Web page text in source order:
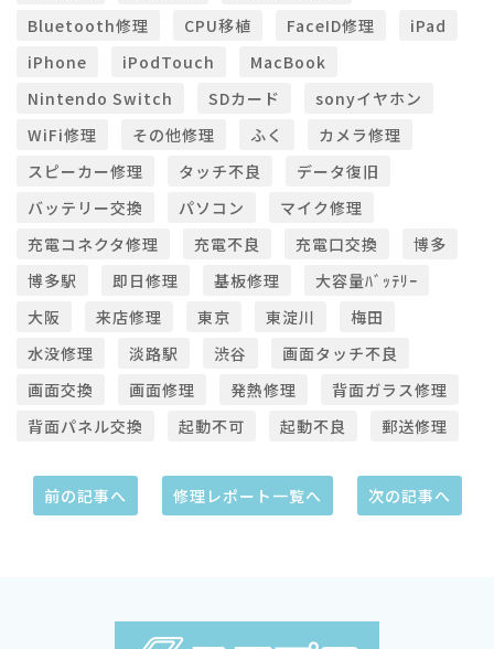
Bluetooth修理
CPU移植 FaceID修理
iPad
iPhone
iPodTouch
MacBook
Nintendo Switch
SDカード
sonyイヤホン
WiFi修理
その他修理 ふく
カメラ修理
スピーカー修理
タッチ不良
データ復旧
バッテリー交換
パソコン
マイク修理
充電コネクタ修理
充電不良 充電口交換
博多
博多駅
即日修理 基板修理
大容量ﾊﾞｯﾃﾘｰ
大阪
来店修理 東京 東淀川
梅田
水没修理
淡路駅 渋谷
画面タッチ不良
画面交換
画面修理 発熱修理
背面ガラス修理
背面パネル交換
起動不可 起動不良 郵送修理
前の記事へ 修理レポート一覧へ 次の記事へ